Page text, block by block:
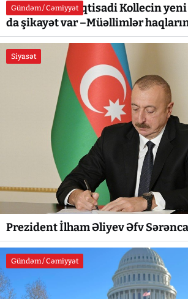
Gündəm / Cəmiyyət
Tovuz Sosial- İqtisadi Kollecin
da şikayət var –Müəllimlər
Siyasət
Prezident İlham Əliyev Əfv
Gündəm / Cəmiyyət